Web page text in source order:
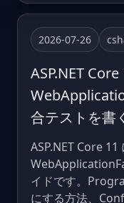
2026-07-26
ASP.NET
合テストを書
ASP.NET Core 11
イドです。
にする方法、